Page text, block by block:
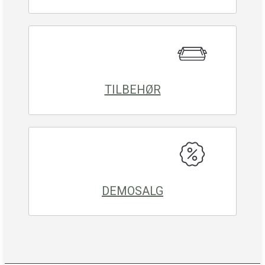
TILBEHØR
DEMOSALG